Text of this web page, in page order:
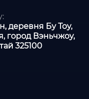
деревня Бу Тоу,
город Вэньчжоу,
325100